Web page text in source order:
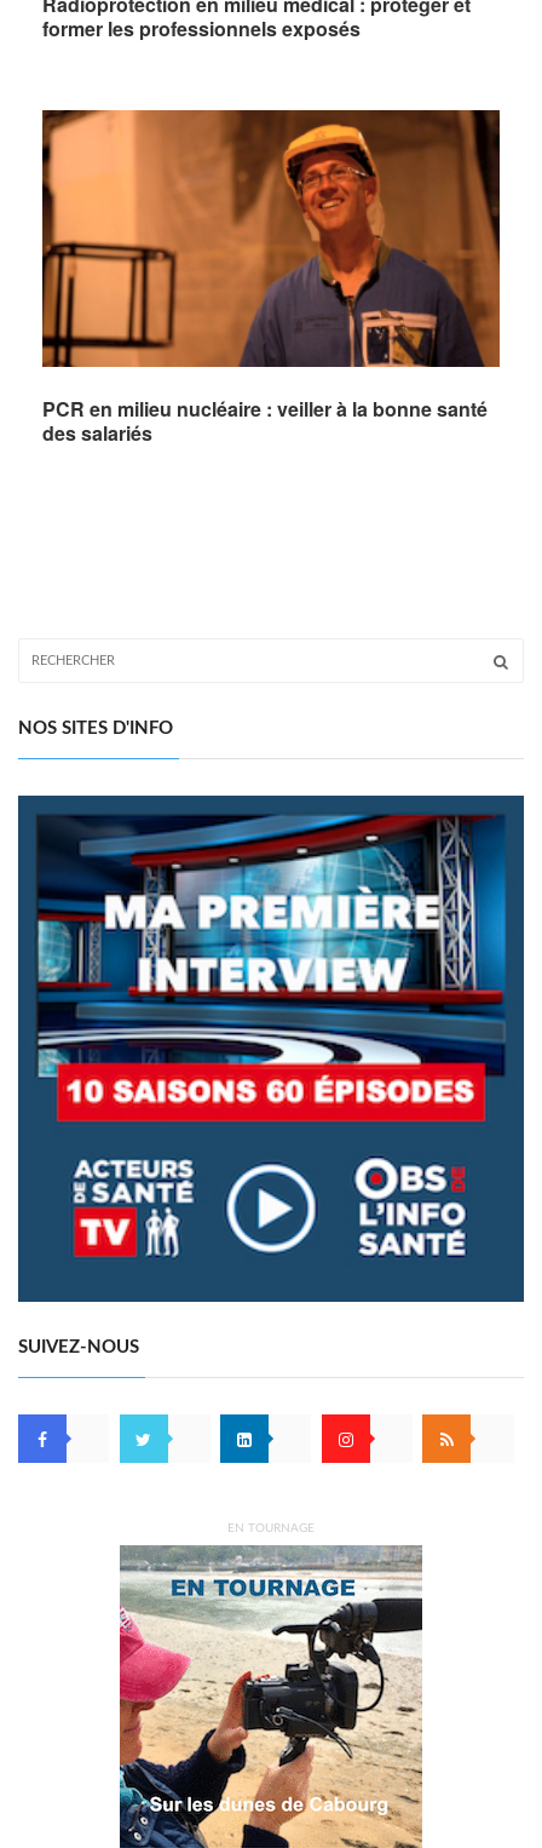
former les professionnels exposés
PCR en milieu nucléaire : veiller à la bonne santé
des salariés
NOS SITES D'INFO
SUIVEZ-NOUS
EN TOURNAGE